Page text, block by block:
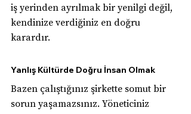
iş yerinden ayrılmak bir yenilgi değil,
kendinize verdiğiniz en doğru
karardır.
Yanlış Kültürde Doğru İnsan Olmak
Bazen çalıştığınız şirkette somut bir
sorun yaşamazsınız. Yöneticiniz